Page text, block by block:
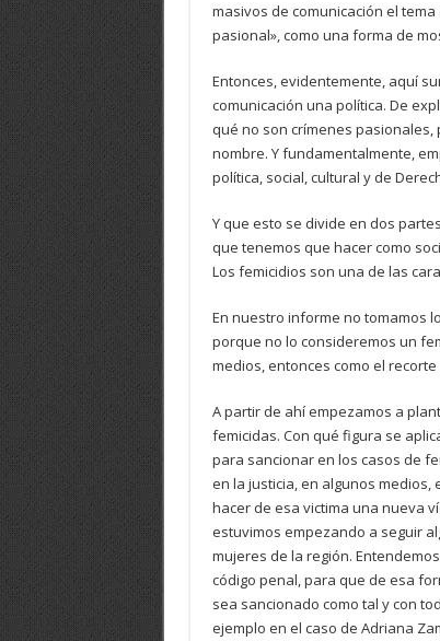
masivos de comunicación el
pasional», como una forma de
Entonces, evidentemente, aquí
comunicación una política. De
qué no son crímenes
nombre. Y fundamentalmente,
política, social, cultural y de
Y que esto se divide en dos
que tenemos que hacer como
Los femicidios son una de las
En nuestro informe no tomamos
porque no lo consideremos un
medios, entonces como el
A partir de ahí empezamos a
femicidas. Con qué figura se
para sancionar en los casos de
en la justicia, en algunos medios,
hacer de esa victima una nueva
estuvimos empezando a seguir
mujeres de la región.
código penal, para que de esa
sea sancionado como tal y con
ejemplo en el caso de Adriana